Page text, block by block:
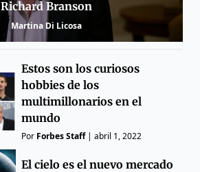
Richard Branson
Martina Di Licosa
Estos son los curiosos
hobbies de los
multimillonarios en el
mundo
Por Forbes Staff|abril 1, 2022
El cielo es el nuevo mercado